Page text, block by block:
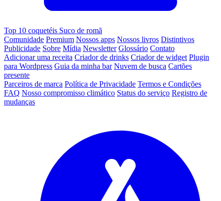
Top 10 coquetéis Suco de romã
Comunidade Premium Nossos apps Nossos livros Distintivos
Publicidade Sobre Mídia Newsletter Glossário Contato
Adicionar uma receita Criador de drinks Criador de widget Plugin
para Wordpress Guia da minha bar Nuvem de busca Cartões
presente
Parceiros de marca Política de Privacidade Termos e Condições
FAQ Nosso compromisso climático Status do serviço Registro de
mudanças